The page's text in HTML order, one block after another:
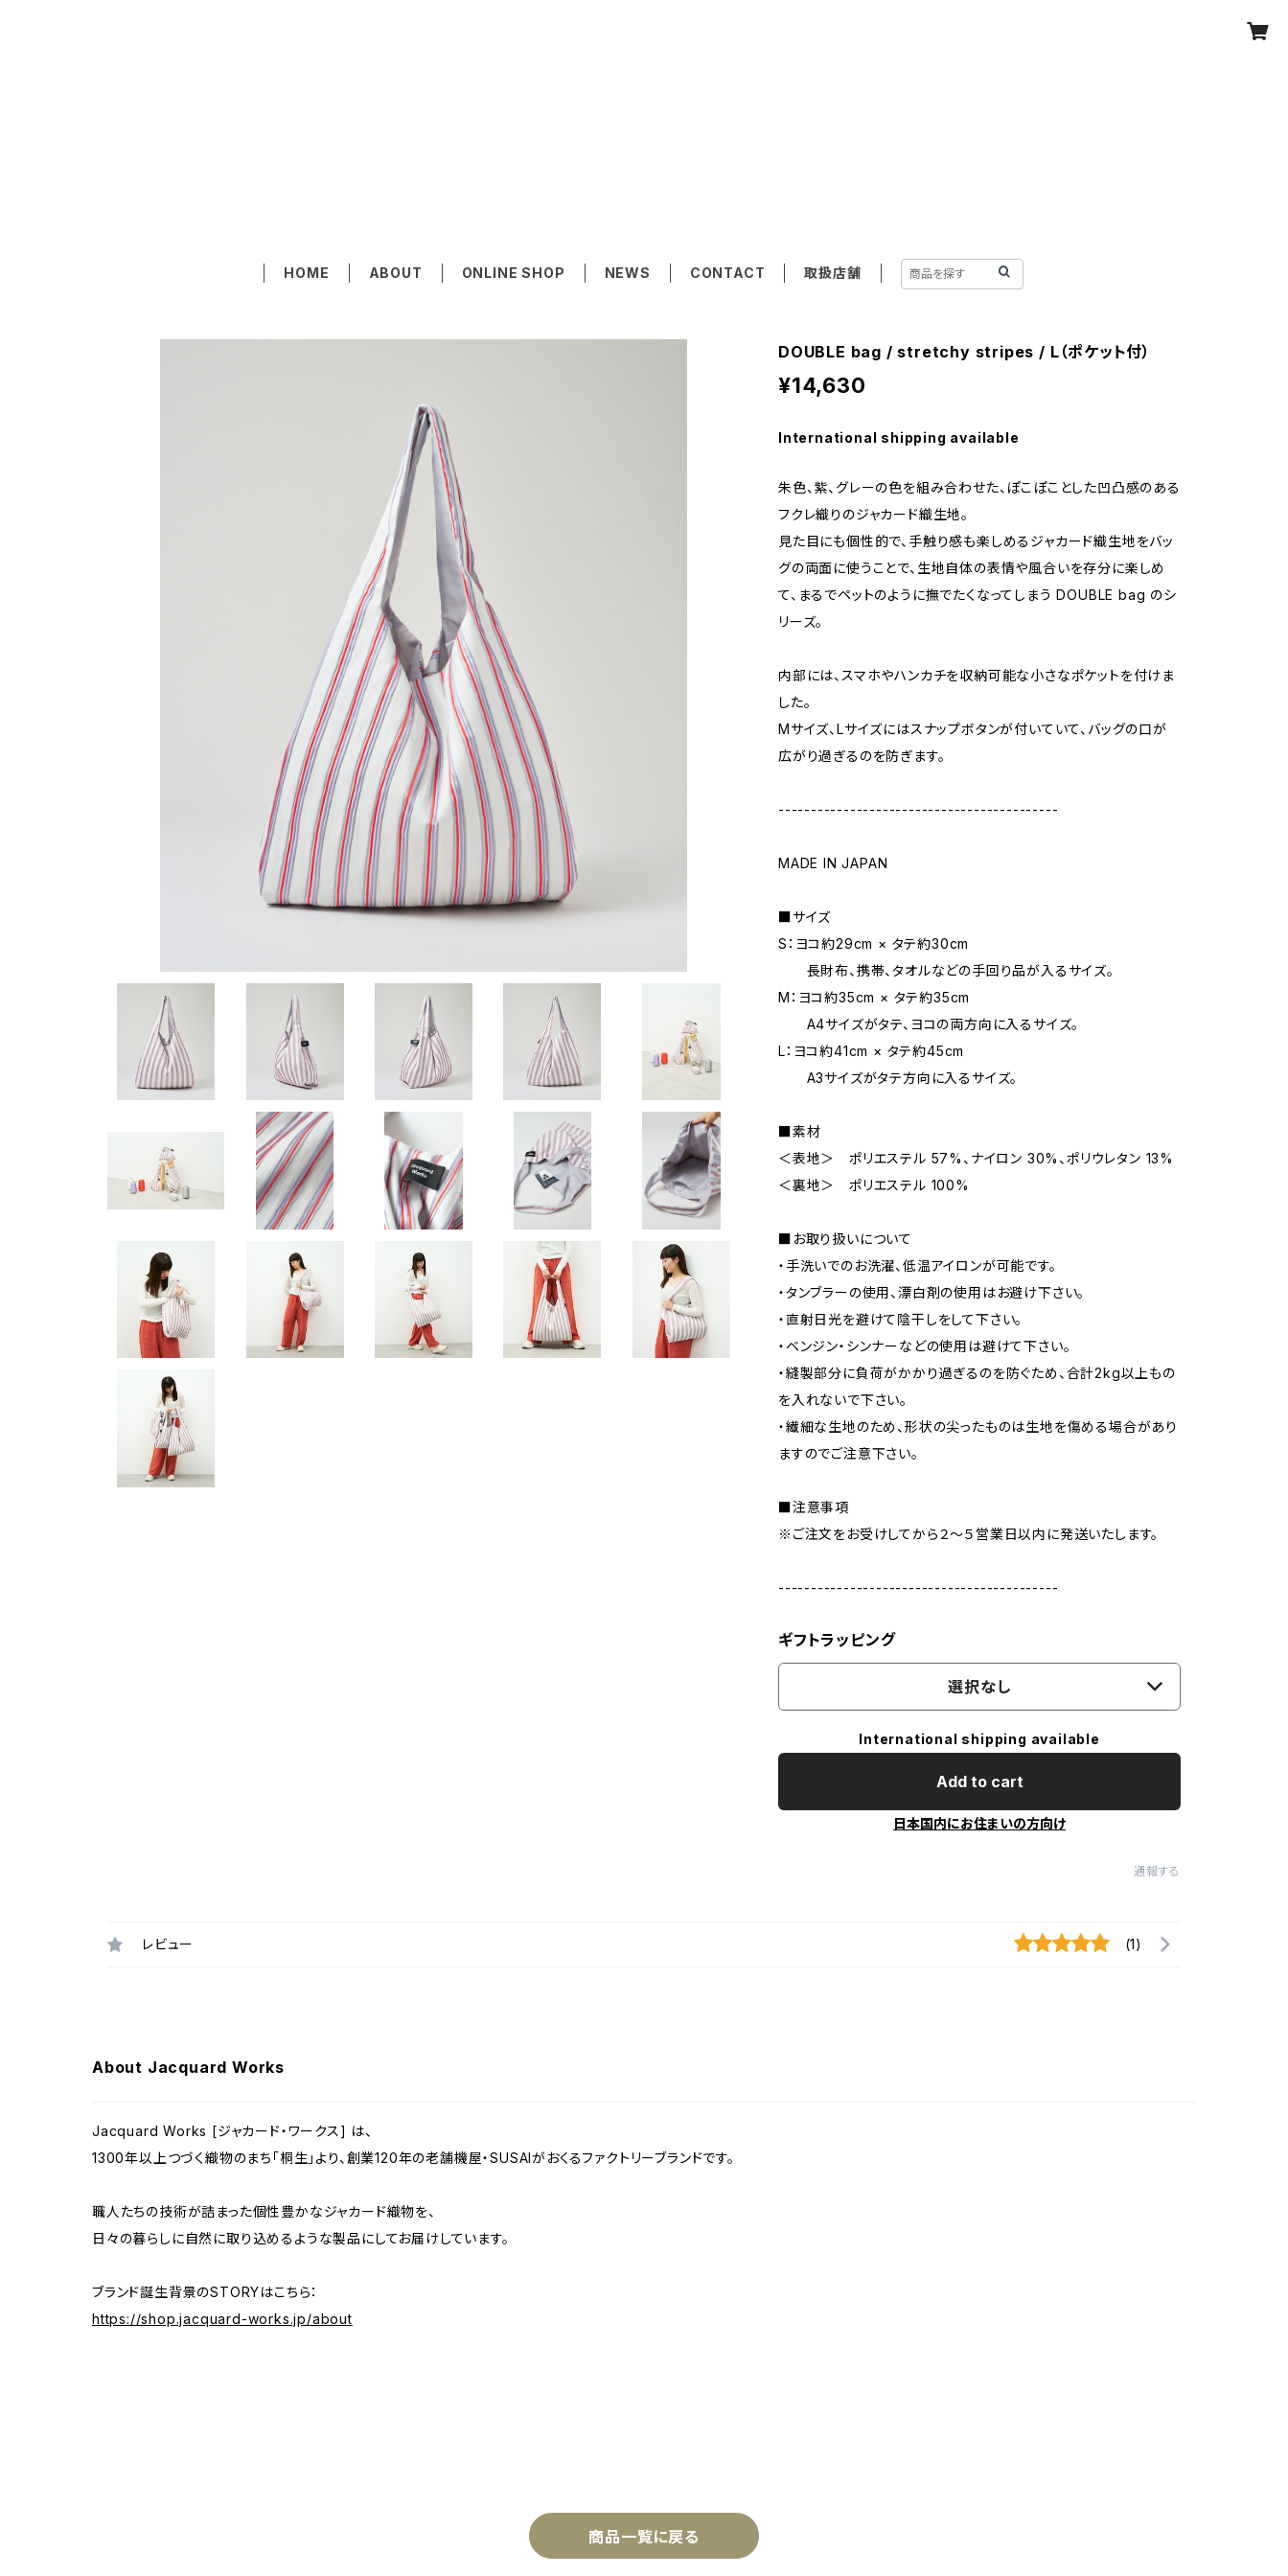
HOME ABOUT ONLINE SHOP NEWS CONTACT 取扱店舗
DOUBLE bag / stretchy stripes / L（ポケット付）
¥14,630
International shipping available
朱色、紫、グレーの色を組み合わせた、ぽこぽことした凹凸感のある
フクレ織りのジャカード織生地。
見た目にも個性的で、手触り感も楽しめるジャカード織生地をバッ
グの両面に使うことで、生地自体の表情や風合いを存分に楽しめ
て、まるでペットのように撫でたくなってしまう DOUBLE bag のシ
リーズ。
内部には、スマホやハンカチを収納可能な小さなポケットを付けま
した。
Mサイズ、Lサイズにはスナップボタンが付いていて、バッグの口が
広がり過ぎるのを防ぎます。
-------------------------------------------
MADE IN JAPAN
■サイズ
S：ヨコ約29cm × タテ約30cm
長財布、携帯、タオルなどの手回り品が入るサイズ。
M：ヨコ約35cm × タテ約35cm
A4サイズがタテ、ヨコの両方向に入るサイズ。
L：ヨコ約41cm × タテ約45cm
A3サイズがタテ方向に入るサイズ。
■素材
＜表地＞ ポリエステル 57%、ナイロン 30%、ポリウレタン 13%
＜裏地＞ ポリエステル 100%
■お取り扱いについて
・手洗いでのお洗濯、低温アイロンが可能です。
・タンブラーの使用、漂白剤の使用はお避け下さい。
・直射日光を避けて陰干しをして下さい。
・ベンジン・シンナーなどの使用は避けて下さい。
・縫製部分に負荷がかかり過ぎるのを防ぐため、合計2kg以上もの
を入れないで下さい。
・繊細な生地のため、形状の尖ったものは生地を傷める場合があり
ますのでご注意下さい。
■注意事項
※ご注文をお受けしてから２～５営業日以内に発送いたします。
-------------------------------------------
ギフトラッピング
選択なし
International shipping available
Add to cart
日本国内にお住まいの方向け
通報する
レビュー (1)
About Jacquard Works
Jacquard Works [ジャカード・ワークス] は、
1300年以上つづく織物のまち「桐生」より、創業120年の老舗機屋・SUSAIがおくるファクトリーブランドです。
職人たちの技術が詰まった個性豊かなジャカード織物を、
日々の暮らしに自然に取り込めるような製品にしてお届けしています。
ブランド誕生背景のSTORYはこちら：
https://shop.jacquard-works.jp/about
商品一覧に戻る